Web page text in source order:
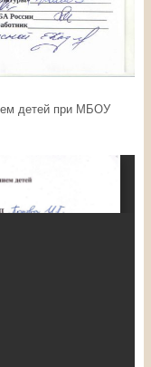
детей при МБОУ